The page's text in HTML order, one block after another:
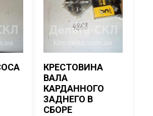
КРЕСТОВИНА
ВАЛА
КАРДАННОГО
ЗАДНЕГО В
СБОРЕ